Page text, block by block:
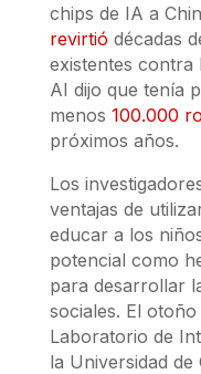
chips de IA a
revirtió décadas
existentes contra
AI dijo que tenía
menos 100.000
próximos años.
Los
ventajas de
educar a los
potencial como
para desarrollar
sociales. El
Laboratorio de
la Universidad de